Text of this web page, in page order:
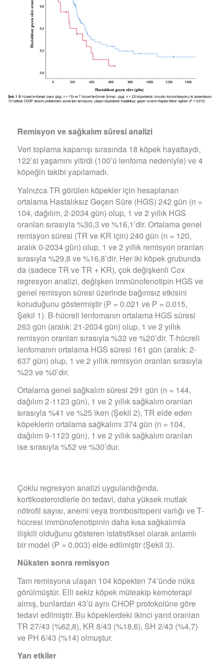
Remisyon ve sağkalım süresi analizi
Veri toplama kapanışı sırasında 18 köpek hayattaydı,
122’si yaşamını yitirdi (100’ü lenfoma nedeniyle) ve 4
köpeğin takibi yapılamadı.
Yalnızca TR görülen köpekler için hesaplanan
ortalama Hastalıksız Geçen Süre (HGS) 242 gün (n =
104, dağılım, 2-2034 gün) olup, 1 ve 2 yıllık HGS
oranları sırasıyla %30,3 ve %16,1’dir. Ortalama genel
remisyon süresi (TR ve KR için) 240 gün (n = 120,
aralık 0-2034 gün) olup, 1 ve 2 yıllık remisyon oranları
sırasıyla %29,8 ve %16,8’dir. Her iki köpek grubunda
da (sadece TR ve TR + KR), çok değişkenli Cox
regresyon analizi, değişken immünofenotipin HGS ve
genel remisyon süresi üzerinde bağımsız etkisini
koruduğunu göstermiştir (P = 0.021 ve P = 0.015,
Şekil 1). B-hücreli lenfomanın ortalama HGS süresi
263 gün (aralık: 21-2034 gün) olup, 1 ve 2 yıllık
remisyon oranları sırasıyla %32 ve %20’dir. T-hücreli
lenfomanın ortalama HGS süresi 161 gün (aralık: 2-
637 gün) olup, 1 ve 2 yıllık remisyon oranları sırasıyla
%23 ve %0’dır.
Ortalama genel sağkalım süresi 291 gün (n = 144,
dağılım 2-1123 gün), 1 ve 2 yıllık sağkalım oranları
sırasıyla %41 ve %25 iken (Şekil 2), TR elde eden
köpeklerin ortalama sağkalımı 374 gün (n = 104,
dağılım 9-1123 gün), 1 ve 2 yıllık sağkalım oranları
ise sırasıyla %52 ve %30’dur.
Çoklu regresyon analizi uygulandığında,
kortikosteroidlerle ön tedavi, daha yüksek mutlak
nötrofil sayısı, anemi veya trombositopeni varlığı ve T-
hücresi immünofenotipinin daha kısa sağkalımla
ilişkili olduğunu gösteren istatistiksel olarak anlamlı
bir model (P = 0.003) elde edilmiştir (Şekil 3).
Nüksten sonra remisyon
Tam remisyona ulaşan 104 köpekten 74’ünde nüks
görülmüştür. Elli sekiz köpek müteakip kemoterapi
almış, bunlardan 43’ü aynı CHOP protokolüne göre
tedavi edilmiştir. Bu köpeklerdeki ikinci yanıt oranları
TR 27/43 (%62,8), KR 8/43 (%18,6), SH 2/43 (%4,7)
ve PH 6/43 (%14) olmuştur.
Yan etkiler